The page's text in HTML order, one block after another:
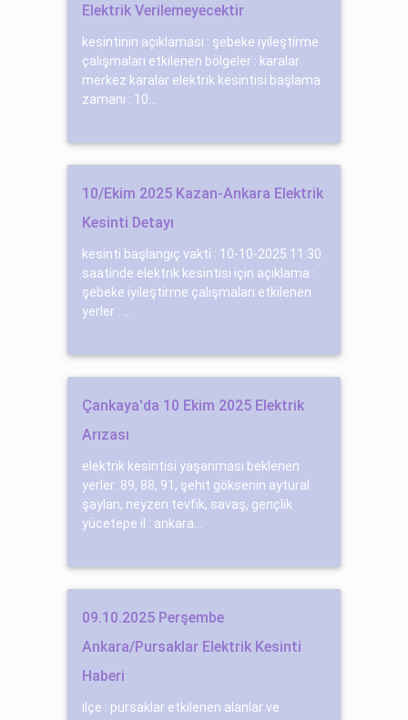
Elektrik Verilemeyecektir
kesintinin açıklaması : şebeke i̇yi̇leşti̇rme
çalışmaları etkilenen bölgeler : karalar
merkez karalar elektrik kesintisi başlama
zamanı : 10...
10/Ekim 2025 Kazan-Ankara Elektrik
Kesinti Detayı
kesinti başlangıç vakti : 10-10-2025 11:30
saatinde elektrik kesintisi için açıklama :
şebeke i̇yi̇leşti̇rme çalışmaları etkilenen
yerler : ...
Çankaya'da 10 Ekim 2025 Elektrik
Arızası
elektrik kesintisi yaşanması beklenen
yerler: 89, 88, 91, şehi̇t gökseni̇n aytural
şaylan, neyzen tevfi̇k, savaş, gençli̇k
yücetepe il : ankara...
09.10.2025 Perşembe
Ankara/Pursaklar Elektrik Kesinti
Haberi
ilçe : pursaklar etkilenen alanlar ve